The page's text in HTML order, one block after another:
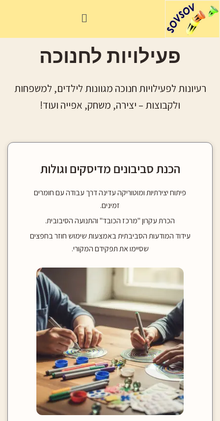
דילוג
לתוכן
תפריט
פעילויות לחנוכה
רעיונות לפעילויות חנוכה מגוונות לילדים, למשפחות
ולקבוצות – יצירה, משחק, אפייה ועוד!
הכנת סביבונים מדיסקים וגולות
פיתוח יצירתיות ומוטוריקה עדינה דרך עבודה עם חומרים
זמינים.
הכרת עקרון "מרכז הכובד" והתנועה הסיבובית.
עידוד המודעות הסביבתית באמצעות שימוש חוזר בחפצים
שסיימו את תפקידם המקורי.